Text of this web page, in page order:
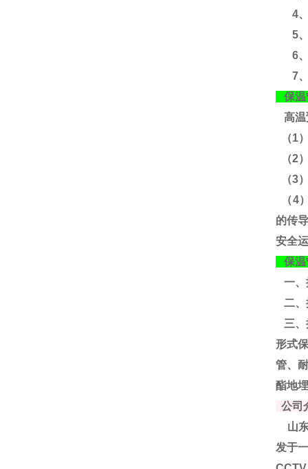
4、
5、
6、
7、
保温
高温
（1
（2
（3
（4
的传
安全
保温
一、
二、
三、
形式
管、
酯地
公司
山东
发于